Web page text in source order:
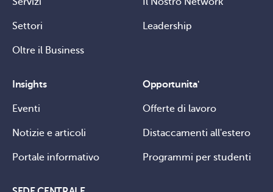
Settori
Oltre il Business
Leadership
Insights
Eventi
Notizie e articoli
Portale informativo
Opportunita'
Offerte di lavoro
Distaccamenti all'estero
Programmi per studenti